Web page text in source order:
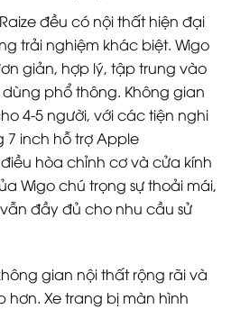
đều có nội thất hiện đại
trải nghiệm khác biệt. Wigo
giản, hợp lý, tập trung vào
phổ thông. Không gian
4-5 người, với các tiện nghi
7 inch hỗ trợ Apple
hòa chỉnh cơ và cửa kính
Wigo chú trọng sự thoải mái,
đầy đủ cho nhu cầu sử
gian nội thất rộng rãi và
hơn. Xe trang bị màn hình